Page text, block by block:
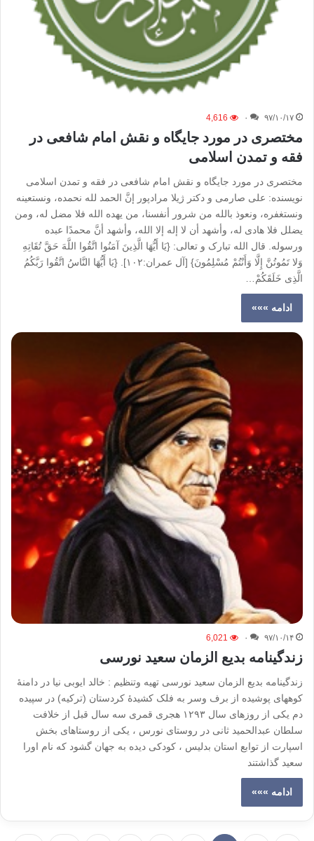
۹۷/۱۰/۱۷ ۰ 4,616
مختصری در مورد جایگاه و نقش امام شافعی در
فقه و تمدن اسلامی
مختصری در مورد جایگاه و نقش امام شافعی در فقه و تمدن اسلامی
نویسنده: علی صارمی و دکتر ژیلا مرادپور إنَّ الحمد لله نحمده، ونستعینه
ونستغفره، ونعوذ بالله من شرور أنفسنا، من یهده الله فلا مضل له، ومن
یضلل فلا هادی له، وأشهد أن لا إله إلا الله، وأشهد أنَّ محمدًا عبده
ورسوله. قال الله تبارک و تعالی: {یَا أَیُّهَا الَّذِینَ آمَنُوا اتَّقُوا اللَّهَ حَقَّ تُقَاتِهِ
وَلا تَمُوتُنَّ إِلَّا وَأَنْتُمْ مُسْلِمُونَ} [آل عمران:۱۰۲]. {یَا أَیُّهَا النَّاسُ اتَّقُوا رَبَّکُمُ
الَّذِی خَلَقَکُمْ…
ادامه »»»
۹۷/۱۰/۱۴ ۰ 6,021
زندگینامه بدیع الزمان سعید نورسی
زندگینامه بدیع الزمان سعید نورسی تهیه وتنظیم : خالد ایوبی نیا در دامنۀ
کوههای پوشیده از برف وسر به فلک کشیدۀ کردستان (ترکیه) در سپیده
دم یکی از روزهای سال ۱۲۹۳ هجری قمری سه سال قبل از خلافت
سلطان عبدالحمید ثانی در روستای نورس ، یکی از روستاهای بخش
اسپارت از توابع استان بدلیس ، کودکی دیده به جهان گشود که نام اورا
سعید گذاشتند
ادامه »»»